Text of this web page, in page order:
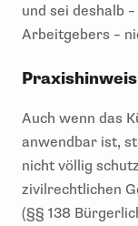
und sei deshalb
Arbeitgebers –
Auch wenn das
anwendbar ist,
nicht völlig
zivilrechtlichen
(§§ 138